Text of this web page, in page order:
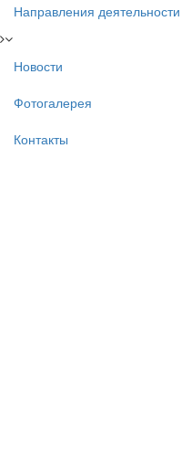
Направления деятельности
Новости
Фотогалерея
Контакты